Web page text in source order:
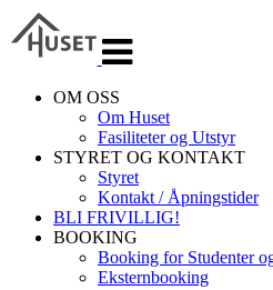
navigasjon
OM OSS
Om Huset
Fasiliteter og Utstyr
STYRET OG KONTAKT
Styret
Kontakt / Åpningstider
BLI FRIVILLIG!
BOOKING
Booking for Studenter
Eksternbooking